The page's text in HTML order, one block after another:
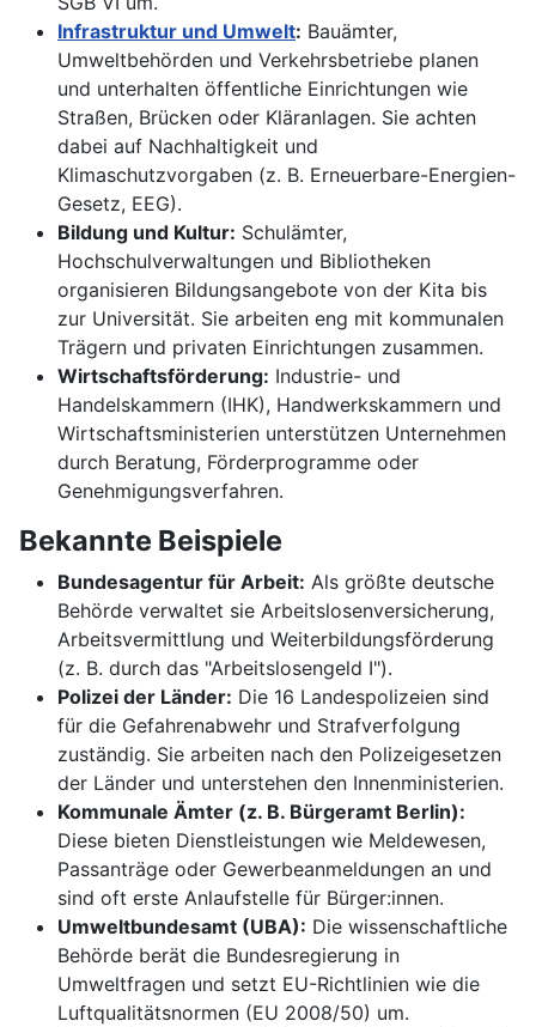
Infrastruktur und Umwelt: Bauämter,
Umweltbehörden und Verkehrsbetriebe planen
und unterhalten öffentliche Einrichtungen wie
Straßen, Brücken oder Kläranlagen. Sie achten
dabei auf Nachhaltigkeit und
Klimaschutzvorgaben (z. B. Erneuerbare-Energien-
Gesetz, EEG).
Bildung und Kultur: Schulämter,
Hochschulverwaltungen und Bibliotheken
organisieren Bildungsangebote von der Kita bis
zur Universität. Sie arbeiten eng mit kommunalen
Trägern und privaten Einrichtungen zusammen.
Wirtschaftsförderung: Industrie- und
Handelskammern (IHK), Handwerkskammern und
Wirtschaftsministerien unterstützen Unternehmen
durch Beratung, Förderprogramme oder
Genehmigungsverfahren.
Bekannte Beispiele
Bundesagentur für Arbeit: Als größte deutsche
Behörde verwaltet sie Arbeitslosenversicherung,
Arbeitsvermittlung und Weiterbildungsförderung
(z. B. durch das "Arbeitslosengeld I").
Polizei der Länder: Die 16 Landespolizeien sind
für die Gefahrenabwehr und Strafverfolgung
zuständig. Sie arbeiten nach den Polizeigesetzen
der Länder und unterstehen den Innenministerien.
Kommunale Ämter (z. B. Bürgeramt Berlin):
Diese bieten Dienstleistungen wie Meldewesen,
Passanträge oder Gewerbeanmeldungen an und
sind oft erste Anlaufstelle für Bürger:innen.
Umweltbundesamt (UBA): Die wissenschaftliche
Behörde berät die Bundesregierung in
Umweltfragen und setzt EU-Richtlinien wie die
Luftqualitätsnormen (EU 2008/50) um.